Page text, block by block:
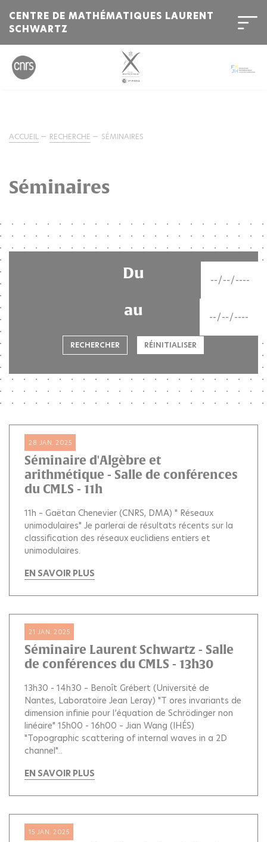
CENTRE DE MATHÉMATIQUES LAURENT
SCHWARTZ
ACCUEIL RECHERCHE SÉMINAIRES
Séminaires
Du
au
RECHERCHER RÉINITIALISER
28 JAN. 2025
Séminaire d'Algèbre et
arithmétique - Salle de conférences
du CMLS - 11h
11h – Gaëtan Chenevier (CNRS, DMA) " Réseaux
unimodulaires" Je parlerai de résultats récents sur la
classification des réseaux euclidiens entiers et
unimodulaires.
EN SAVOIR PLUS
21 JAN. 2025
Séminaire Laurent Schwartz - Salle
de conférences du CMLS - 13h30
13h30 - 14h30 – Benoît Grébert (Université de
Nantes, Laboratoire Jean Leray) "T ores invariants de
dimension infinie pour l’équation de Schrödinger non
linéaire" 15h00 - 16h00 – Jian Wang (IHÉS)
"Topographic scattering of internal waves in a 2D
channel"...
EN SAVOIR PLUS
15 JAN. 2025